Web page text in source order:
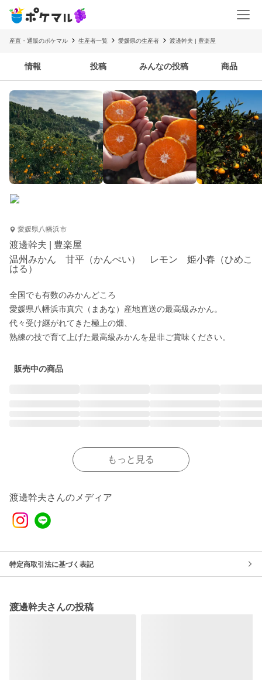
産直・通販のポケマル 生産者一覧 愛媛県の生産者 渡邊幹夫 | 豊楽屋
情報 投稿 みんなの投稿 商品
愛媛県八幡浜市
渡邊幹夫 | 豊楽屋
温州みかん 甘平（かんぺい） レモン 姫小春（ひめこ
はる）
全国でも有数のみかんどころ
愛媛県八幡浜市真穴（まあな）産地直送の最高級みかん。
代々受け継がれてきた極上の畑、
熟練の技で育て上げた最高級みかんを是非ご賞味ください。
販売中の商品
もっと見る
渡邊幹夫さんのメディア
特定商取引法に基づく表記
渡邊幹夫さんの投稿